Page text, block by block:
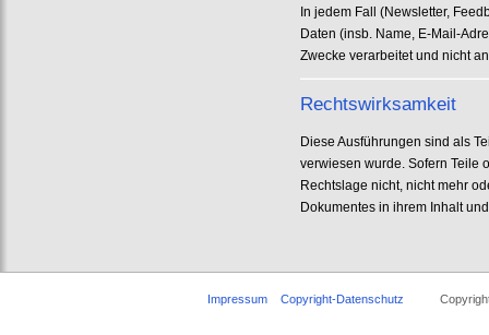
In jedem Fall (Newsletter,
Daten (insb. Name, E-Mail-
Zwecke verarbeitet und nicht
Rechtswirksamkeit
Diese Ausführungen sind als
verwiesen wurde. Sofern Teile
Rechtslage nicht, nicht mehr
Dokumentes in ihrem Inhalt
Impressum Copyright-Datenschutz Copyright